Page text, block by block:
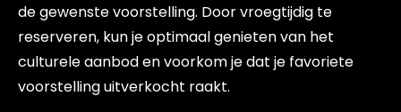
de gewenste voorstelling. Door vroegtijdig te
reserveren, kun je optimaal genieten van het
culturele aanbod en voorkom je dat je favoriete
voorstelling uitverkocht raakt.